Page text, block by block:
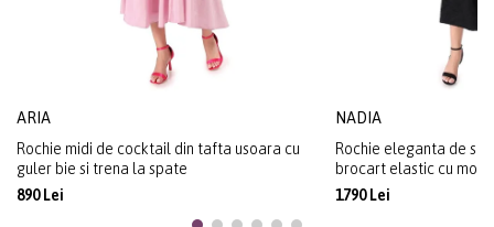
ARIA
Rochie midi de cocktail din tafta usoara cu
guler bie si trena la spate
890 Lei
NADIA
Rochie eleganta de
brocart elastic cu
1790 Lei